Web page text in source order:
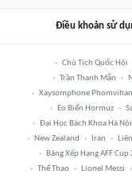
Điều khoản sử
Chủ Tịch Quốc Hội
Trần Thanh Mẫn
Xaysomphone
Eo Biển Hormuz
Đại Học Bách Khoa Hà Nội
New Zealand
Iran
Bảng Xếp Hạng AFF Cup
Thể Thao
Lionel Messi